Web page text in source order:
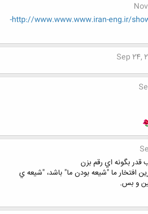
http://www.www.www.iran-eng.ir/showthread.php/221673-
Sep 24,
قدر بگونه اي رقم بزن
افتخار ما "شيعه بودن ما" باشد، "شيعه ي
و بس.